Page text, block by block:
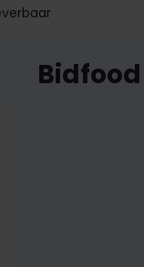
Bidfood